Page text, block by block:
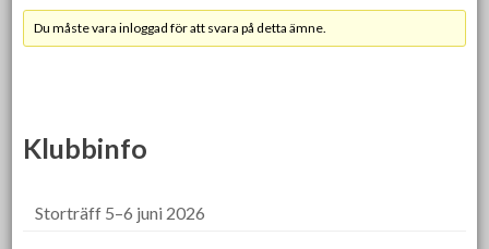
Du måste vara inloggad för att svara på detta ämne.
Klubbinfo
Storträff 5–6 juni 2026